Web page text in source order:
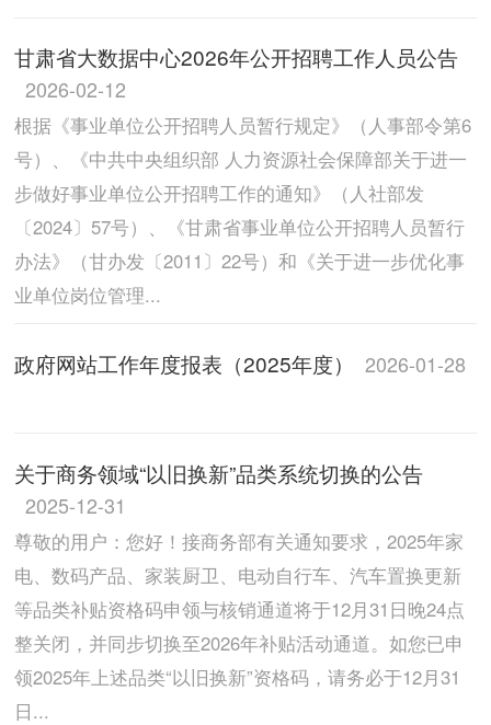
甘肃省大数据中心2026年公开招聘工作人员公告
2026-02-12
根据《事业单位公开招聘人员暂行规定》（人事部令第6
号）、《中共中央组织部 人力资源社会保障部关于进一
步做好事业单位公开招聘工作的通知》（人社部发
〔2024〕57号）、《甘肃省事业单位公开招聘人员暂行
办法》（甘办发〔2011〕22号）和《关于进一步优化事
业单位岗位管理...
政府网站工作年度报表（2025年度） 2026-01-28
关于商务领域“以旧换新”品类系统切换的公告
2025-12-31
尊敬的用户：您好！接商务部有关通知要求，2025年家
电、数码产品、家装厨卫、电动自行车、汽车置换更新
等品类补贴资格码申领与核销通道将于12月31日晚24点
整关闭，并同步切换至2026年补贴活动通道。如您已申
领2025年上述品类“以旧换新”资格码，请务必于12月31
日...